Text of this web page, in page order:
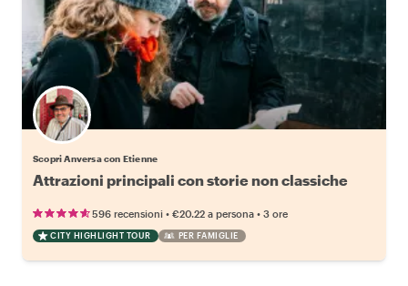
Scopri Anversa con Etienne
Attrazioni principali con storie non classiche
596 recensioni • €20.22 a persona • 3 ore
CITY HIGHLIGHT TOUR PER FAMIGLIE